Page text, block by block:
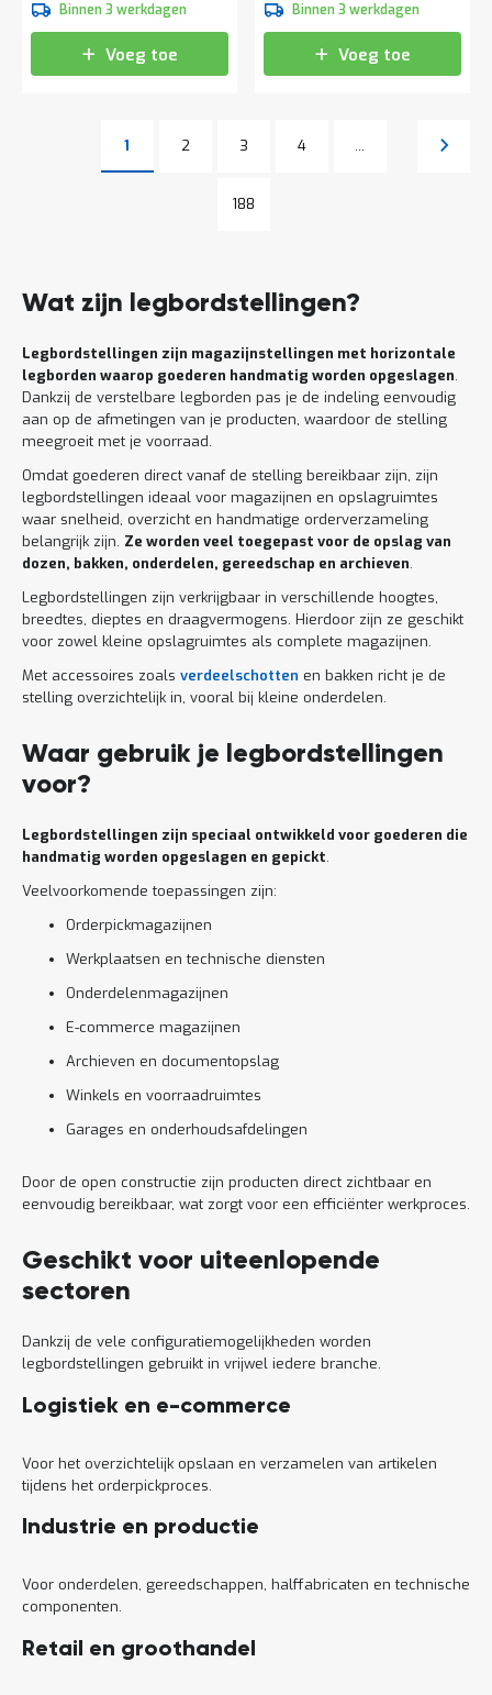
Binnen 3 werkdagen
Voeg toe
Binnen 3 werkdagen
Voeg toe
U lees momenteel pagina
1 Pagina
2 Pagina
3 Pagina
4 ...
Pagina
188
Pagina
Wat zijn legbordstellingen?
Legbordstellingen zijn magazijnstellingen met horizontale
legborden waarop goederen handmatig worden opgeslagen.
Dankzij de verstelbare legborden pas je de indeling eenvoudig
aan op de afmetingen van je producten, waardoor de stelling
meegroeit met je voorraad.
Omdat goederen direct vanaf de stelling bereikbaar zijn, zijn
legbordstellingen ideaal voor magazijnen en opslagruimtes
waar snelheid, overzicht en handmatige orderverzameling
belangrijk zijn. Ze worden veel toegepast voor de opslag van
dozen, bakken, onderdelen, gereedschap en archieven.
Legbordstellingen zijn verkrijgbaar in verschillende hoogtes,
breedtes, dieptes en draagvermogens. Hierdoor zijn ze geschikt
voor zowel kleine opslagruimtes als complete magazijnen.
Met accessoires zoals verdeelschotten en bakken richt je de
stelling overzichtelijk in, vooral bij kleine onderdelen.
Waar gebruik je legbordstellingen
voor?
Legbordstellingen zijn speciaal ontwikkeld voor goederen die
handmatig worden opgeslagen en gepickt.
Veelvoorkomende toepassingen zijn:
Orderpickmagazijnen
Werkplaatsen en technische diensten
Onderdelenmagazijnen
E-commerce magazijnen
Archieven en documentopslag
Winkels en voorraadruimtes
Garages en onderhoudsafdelingen
Door de open constructie zijn producten direct zichtbaar en
eenvoudig bereikbaar, wat zorgt voor een efficiënter werkproces.
Geschikt voor uiteenlopende
sectoren
Dankzij de vele configuratiemogelijkheden worden
legbordstellingen gebruikt in vrijwel iedere branche.
Logistiek en e-commerce
Voor het overzichtelijk opslaan en verzamelen van artikelen
tijdens het orderpickproces.
Industrie en productie
Voor onderdelen, gereedschappen, halffabricaten en technische
componenten.
Retail en groothandel